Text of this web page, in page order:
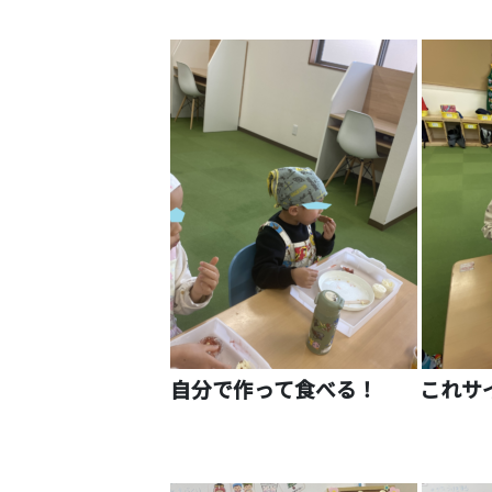
自分で作って食べる！ これサ